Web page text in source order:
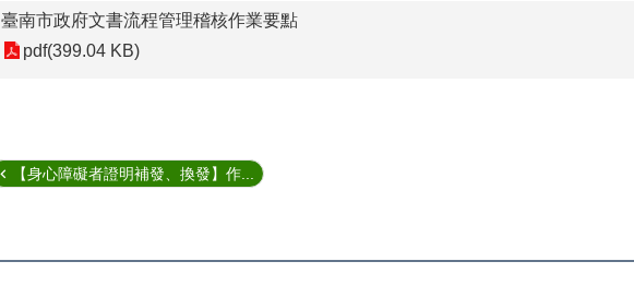
臺南市政府文書流程管理稽核作業要點
pdf(399.04 KB)
【身心障礙者證明補發、換發】作...